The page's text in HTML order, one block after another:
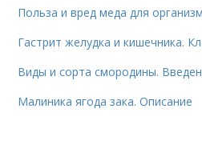
Польза и вред меда для
Гастрит желудка и кишечника.
Виды и сорта смородины.
Малиника ягода зака. Описание